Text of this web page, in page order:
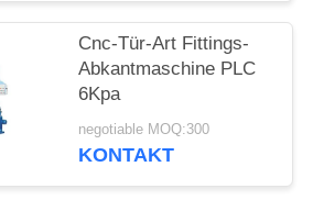
Cnc-Tür-Art Fittings-
Abkantmaschine PLC
6Kpa
negotiable MOQ:300
KONTAKT